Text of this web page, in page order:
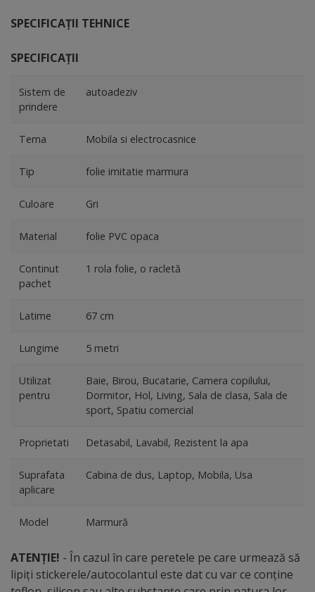
SPECIFICAȚII TEHNICE
SPECIFICAȚII
Sistem de
prindere
autoadeziv
Tema Mobila si electrocasnice
Tip folie imitatie marmura
Culoare Gri
Material folie PVC opaca
Continut
pachet
1 rola folie, o racletă
Latime 67 cm
Lungime 5 metri
Utilizat
pentru
Baie, Birou, Bucatarie, Camera copilului,
Dormitor, Hol, Living, Sala de clasa, Sala de
sport, Spatiu comercial
Proprietati Detasabil, Lavabil, Rezistent la apa
Suprafata
aplicare
Cabina de dus, Laptop, Mobila, Usa
Model Marmură
ATENȚIE! - În cazul în care peretele pe care urmează să
lipiți stickerele/autocolantul este dat cu var ce conține